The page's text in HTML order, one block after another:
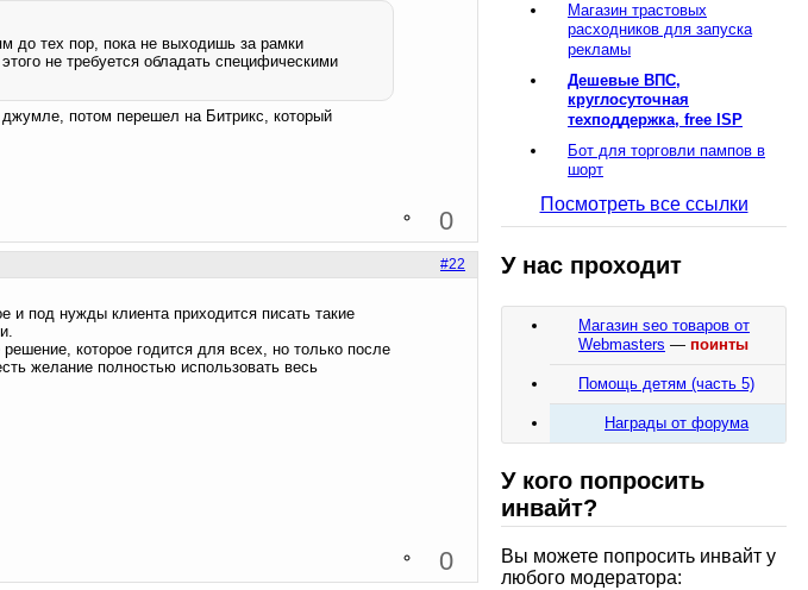
до тех пор, пока не выходишь за рамки
не требуется обладать специфическими
потом перешел на Битрикс, который
0
#22
и под нужды клиента приходится писать такие
которое годится для всех, но только после
желание полностью использовать весь
0
Магазин трастовых
расходников для запуска
рекламы
Дешевые ВПС,
круглосуточная
техподдержка, free ISP
Бот для торговли пампов в
шорт
Посмотреть все ссылки
У нас проходит
Магазин seo товаров от
Webmasters — поинты
Помощь детям (часть 5)
Награды от форума
У кого попросить
инвайт?
Вы можете попросить инвайт у
любого модератора: